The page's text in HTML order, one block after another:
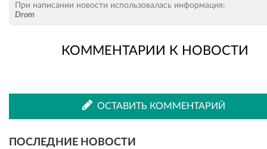
во
ВКонтакте
Одноклассниках
При написании новости использовалась информация:
Drom
КОММЕНТАРИИ К НОВОСТИ
ОСТАВИТЬ КОММЕНТАРИЙ
ПОСЛЕДНИЕ НОВОСТИ